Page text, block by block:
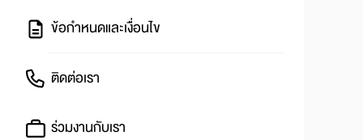
ข้อกำหนดและเงื่อนไข
ติดต่อเรา
ร่วมงานกับเรา